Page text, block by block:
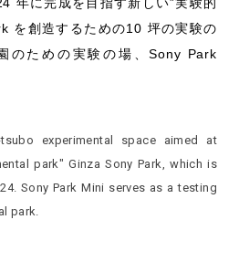
を創造するための10 坪の実験の
のための実験の場、Sony Park
experimental space aimed at
park" Ginza Sony Park, which is
Sony Park Mini serves as a testing
park.